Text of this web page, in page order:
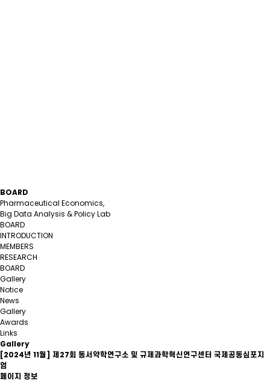
BOARD
Pharmaceutical Economics,
Big Data Analysis & Policy Lab
BOARD
INTRODUCTION
MEMBERS
RESEARCH
BOARD
Gallery
Notice
News
Gallery
Awards
Links
Gallery
[2024년 11월] 제27회 동서약학연구소 및 규제과학혁신연구센터 국제공동심포지
엄
페이지 정보